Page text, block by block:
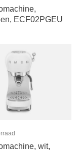
ECF02PGEU
wit,